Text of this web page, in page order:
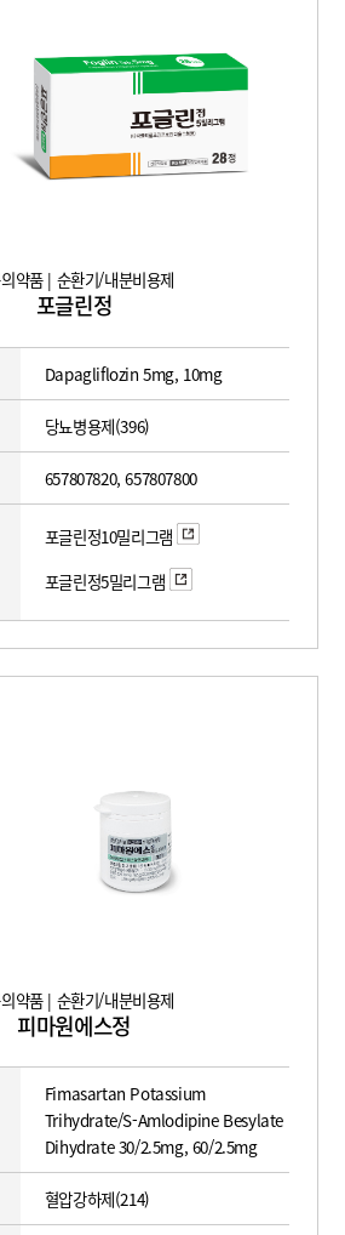
약품 | 순환기/내분비용제
포글린정
Dapagliflozin 5mg, 10mg
당뇨병용제(396)
657807820, 657807800
포글린정10밀리그램
포글린정5밀리그램
약품 | 순환기/내분비용제
피마원에스정
Fimasartan Potassium
Trihydrate/S-Amlodipine Besylate
Dihydrate 30/2.5mg, 60/2.5mg
혈압강하제(214)